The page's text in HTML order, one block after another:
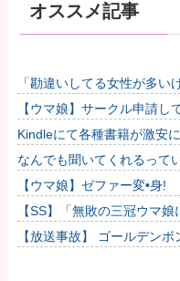
オススメ記事
「勘違いしてる女性が多
す」→共感殺到で拡散 や
【ウマ娘】サークル申請
すぎて草ｗｗｗ「このまま
Kindleにて各種書籍が激安
なんでも聞いてくれるって
【ウマ娘】ゼファー変•身!
【SS】「無敗の三冠ウマ
で勝利したら結婚してもい
のトレー...
【放送事故】 ゴールデン